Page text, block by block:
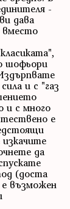
-
дава
вместо
шофьори
и с "газ
и с много
е
да
(доста
възможен